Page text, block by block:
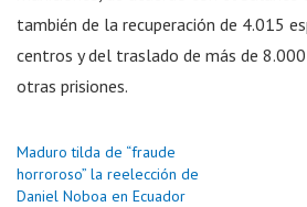
también de la recuperación de 4.015
centros y del traslado de más de
otras prisiones.
Maduro tilda de “fraude
horroroso” la reelección de
Daniel Noboa en Ecuador